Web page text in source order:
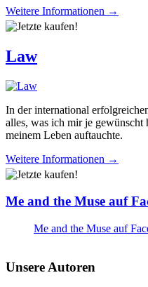
Weitere Informationen →
Law
In der international
alles, was ich mir je gewünscht
meinem Leben auftauchte.
Weitere Informationen →
Me and the Muse auf
Me and the Muse auf
Unsere Autoren